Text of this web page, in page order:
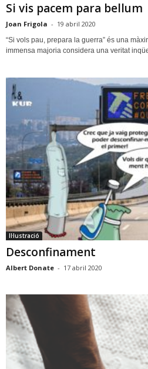
Si vis pacem para bellum
Joan Frigola - 19 abril 2020
“Si vols pau, prepara la guerra” és una
immensa majoria considera una veritat
Il·lustració
Desconfinament
Albert Donate - 17 abril 2020